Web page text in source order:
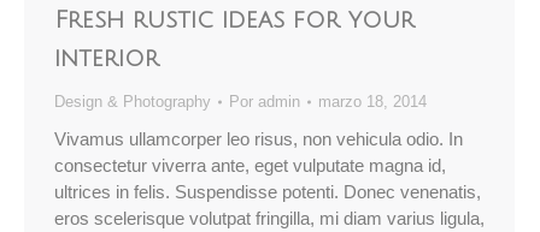
Fresh rustic ideas for your
interior
Design & Photography Por admin marzo 18, 2014
Vivamus ullamcorper leo risus, non vehicula odio. In
consectetur viverra ante, eget vulputate magna id,
ultrices in felis. Suspendisse potenti. Donec venenatis,
eros scelerisque volutpat fringilla, mi diam varius ligula,